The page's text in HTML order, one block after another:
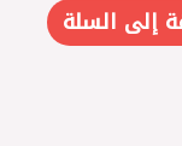
إلى السلة